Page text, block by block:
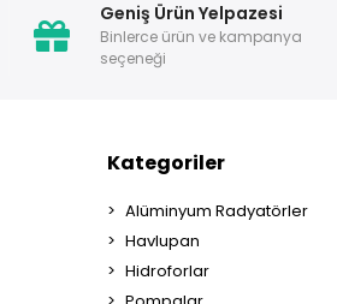
Geniş Ürün Yelpazesi
Binlerce ürün ve kampanya
seçeneği
Kategoriler
Alüminyum Radyatörler
Havlupan
Hidroforlar